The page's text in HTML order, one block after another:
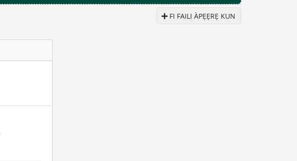
FI FAILI ÀPẸẸRẸ KUN